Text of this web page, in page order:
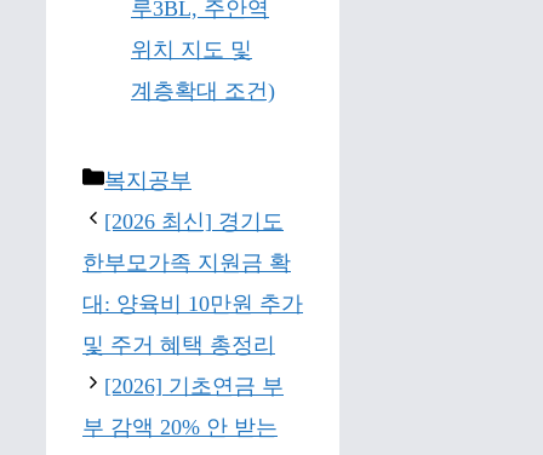
루3BL, 주안역
위치 지도 및
계층확대 조건)
Categories
복지공부
[2026 최신] 경기도
한부모가족 지원금 확
대: 양육비 10만원 추가
및 주거 혜택 총정리
[2026] 기초연금 부
부 감액 20% 안 받는